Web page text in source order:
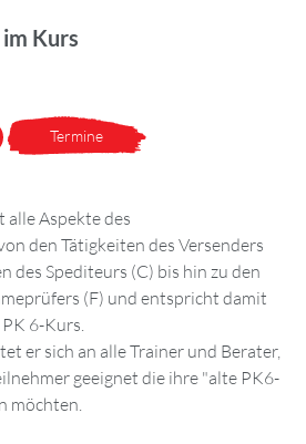
Kurs
Termine
Aspekte des
den Tätigkeiten des Versenders
des Spediteurs (C) bis hin zu den
(F) und entspricht damit
6-Kurs.
er sich an alle Trainer und Berater,
geeignet die ihre "alte PK6-
möchten.